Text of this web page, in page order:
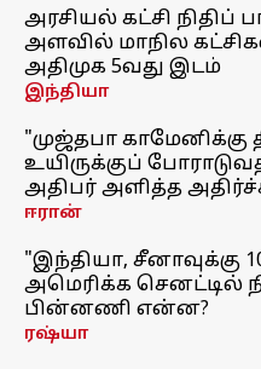
அரசியல் கட்சி நிதிப்
அளவில் மாநில
அதிமுக 5வது இடம்
இந்தியா
"முஜ்தபா காமேனிக்கு
உயிருக்குப்
அதிபர் அளித்த
ஈரான்
"இந்தியா, சீனாவுக்கு
அமெரிக்க செனட்டில்
பின்னணி என்ன?
ரஷ்யா